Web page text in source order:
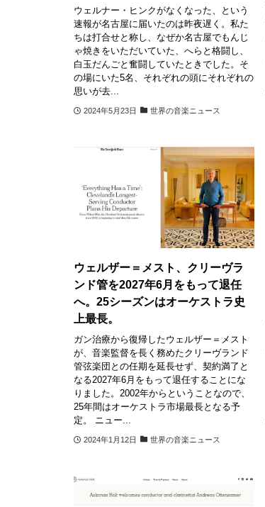
ウェルナー・ヒンクがなくなった、という
速報が名古屋に届いたのは昨夜遅く。私た
ちは打合せと称し、なぜか名古屋でもんじ
ゃ焼きをいただいていた、へらと格闘し、
白玉だんごと奮闘していたときでした。そ
の場にいた5名、それぞれの頭にそれぞれの
思いが去...
2024年5月23日 世界の音楽ニュース
ウェルザー＝メスト、クリーヴラ
ンド管を2027年6月をもって退任
へ。25シーズンはオーケストラ史
上最長。
ガン治療から復帰したウェルザー＝メスト
が、音楽監督を長く務めたクリーヴランド
管弦楽団との任期を延長せず、契約満了と
なる2027年6月をもって退任することにな
りました。2002年からということなので、
25年間はオーケストラ市場最長となる予
定。 ニュー...
2024年1月12日 世界の音楽ニュース